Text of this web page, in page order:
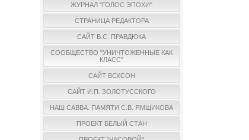
ЖУРНАЛ "ГОЛОС ЭПОХИ"
СТРАНИЦА РЕДАКТОРА
САЙТ В.С. ПРАВДЮКА
СООБЩЕСТВО "УНИЧТОЖЕННЫЕ КАК
КЛАСС"
САЙТ ВСХСОН
САЙТ И.П. ЗОЛОТУССКОГО
НАШ САВВА. ПАМЯТИ С.В. ЯМЩИКОВА
ПРОЕКТ БЕЛЫЙ СТАН